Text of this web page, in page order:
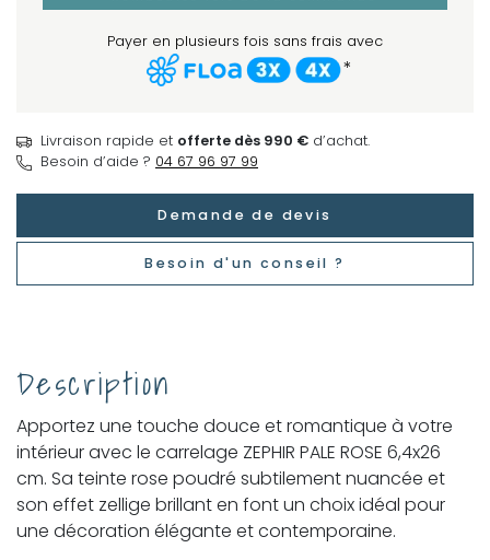
Payer en plusieurs fois sans frais avec
*
Livraison rapide et offerte dès 990 € d’achat.
Besoin d’aide ? 04 67 96 97 99
Demande de devis
Besoin d'un conseil ?
Description
Apportez une touche douce et romantique à votre
intérieur avec le carrelage ZEPHIR PALE ROSE 6,4x26
cm. Sa teinte rose poudré subtilement nuancée et
son effet zellige brillant en font un choix idéal pour
une décoration élégante et contemporaine.